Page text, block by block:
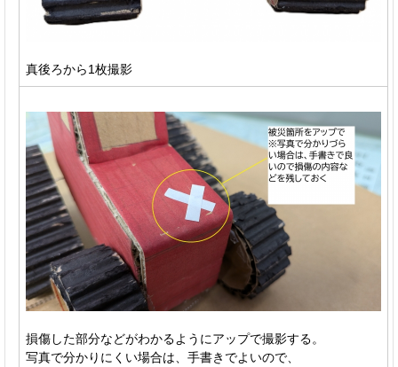
真後ろから1枚撮影
損傷した部分などがわかるようにアップで撮影する。
写真で分かりにくい場合は、手書きでよいので、